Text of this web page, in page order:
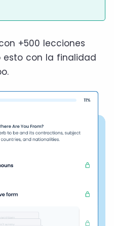
+500 lecciones
esto con la finalidad